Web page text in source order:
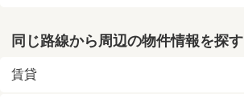
同じ路線から周辺の物件情報を探す
賃貸